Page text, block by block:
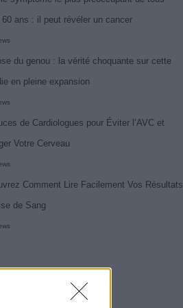
60 ans : il peut révéler un cancer
du genou : la vérité choquante sur cette
en pleine expansion
de Cardiologues pour Éviter l’AVC et
Votre Cerveau
Comment Lire Facilement Vos Résultats
de Sang